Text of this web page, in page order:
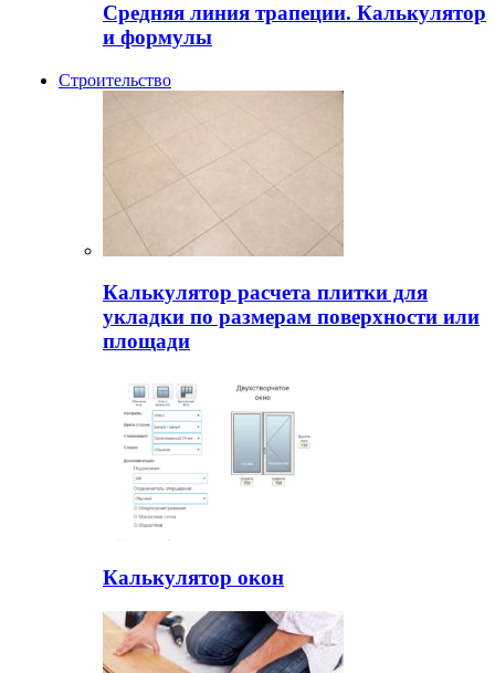
Средняя линия трапеции. Калькулятор
и формулы
Строительство
Калькулятор расчета плитки для
укладки по размерам поверхности или
площади
Калькулятор окон